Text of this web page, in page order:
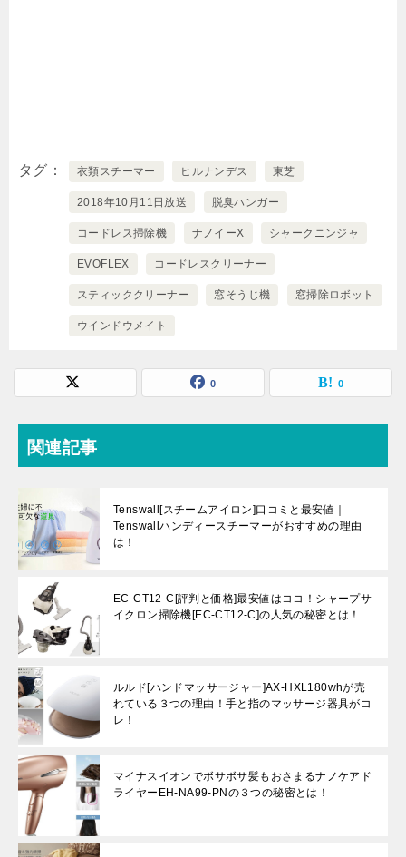
タグ 衣類スチーマー ヒルナンデス 東芝
2018年10月11日放送 脱臭ハンガー
コードレス掃除機 ナノイーX シャークニンジャ
EVOFLEX コードレスクリーナー
スティッククリーナー 窓そうじ機 窓掃除ロボット
ウインドウメイト
0 0
関連記事
Tenswall[スチームアイロン]口コミと最安値｜
Tenswallハンディースチーマーがおすすめの理由
は！
EC-CT12-C[評判と価格]最安値はココ！シャープサ
イクロン掃除機[EC-CT12-C]の人気の秘密とは！
ルルド[ハンドマッサージャー]AX-HXL180whが売
れている３つの理由！手と指のマッサージ器具がコ
レ！
マイナスイオンでボサボサ髪もおさまるナノケアド
ライヤーEH-NA99-PNの３つの秘密とは！